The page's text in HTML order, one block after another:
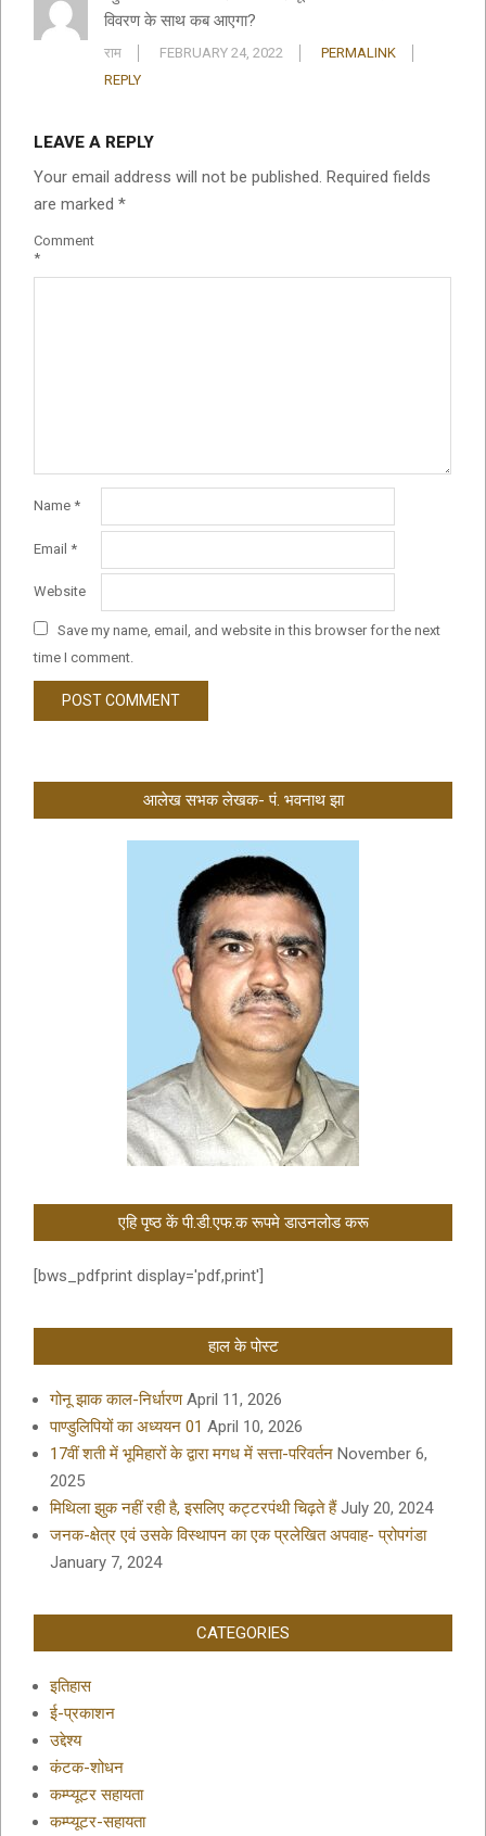
विवरण के साथ कब आएगा?
राम FEBRUARY 24, 2022
PERMALINK
REPLY
LEAVE A REPLY
Your email address will not be published. Required fields
are marked *
Comment
*
Name *
Email *
Website
Save my name, email, and website in this browser for the next
time I comment.
आलेख सभक लेखक- पं. भवनाथ झा
एहि पृष्ठ कें पी.डी.एफ.क रूपमे डाउनलोड करू
[bws_pdfprint display='pdf,print']
हाल के पोस्ट
गोनू झाक काल-निर्धारण April 11, 2026
पाण्डुलिपियों का अध्ययन 01 April 10, 2026
17वीं शती में भूमिहारों के द्वारा मगध में सत्ता-परिवर्तन November 6,
2025
मिथिला झुक नहीं रही है, इसलिए कट्टरपंथी चिढ़ते हैं July 20, 2024
जनक-क्षेत्र एवं उसके विस्थापन का एक प्रलेखित अपवाह- प्रोपगंडा
January 7, 2024
CATEGORIES
इतिहास
ई-प्रकाशन
उद्देश्य
कंटक-शोधन
कम्प्यूटर सहायता
कम्प्यूटर-सहायता